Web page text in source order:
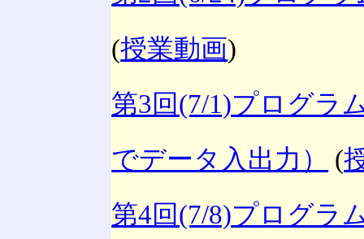
(授業動画)
第3回(7/1)プログラ
でデータ入出力）
(
第4回(7/8)プログラ